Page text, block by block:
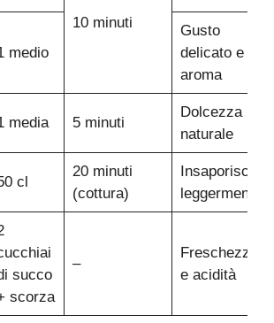
10 minuti
medio
Gusto
delicato e
aroma
media 5 minuti
Dolcezza
naturale
cl
20 minuti
(cottura)
Insaporisce
leggermente
succo
scorza
–
Freschezza
e acidità